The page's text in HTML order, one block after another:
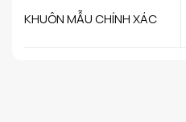
KHUÔN MẪU CHÍNH XÁC